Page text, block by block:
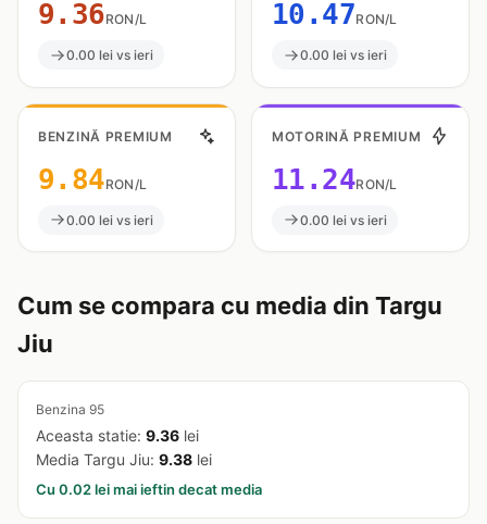
9.36RON/L
0.00 lei vs ieri
10.47RON/L
0.00 lei vs ieri
BENZINĂ PREMIUM
9.84RON/L
0.00 lei vs ieri
MOTORINĂ PREMIUM
11.24RON/L
0.00 lei vs ieri
Cum se compara cu media din Targu
Jiu
Benzina 95
Aceasta statie: 9.36 lei
Media Targu Jiu: 9.38 lei
Cu 0.02 lei mai ieftin decat media